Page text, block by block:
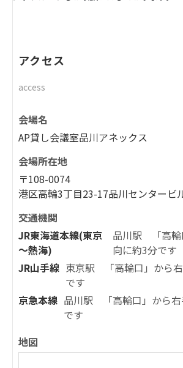
アクセス
access
会場名
AP貸し会議室品川アネックス
会場所在地
〒108-0074
港区高輪3丁目23-17品川センタービ
交通機関
JR東海道本線(東京
～熱海)
品川駅 「高輪
向に約3分です
JR山手線 東京駅 「高輪口」から
です
京急本線 品川駅 「高輪口」から右
です
地図